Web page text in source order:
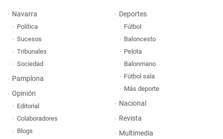
Navarra
Política
Sucesos
Tribunales
Sociedad
Pamplona
Opinión
Editorial
Colaboradores
Blogs
Deportes
Fútbol
Baloncesto
Pelota
Balonmano
Fútbol sala
Más deporte
Nacional
Revista
Multimedia